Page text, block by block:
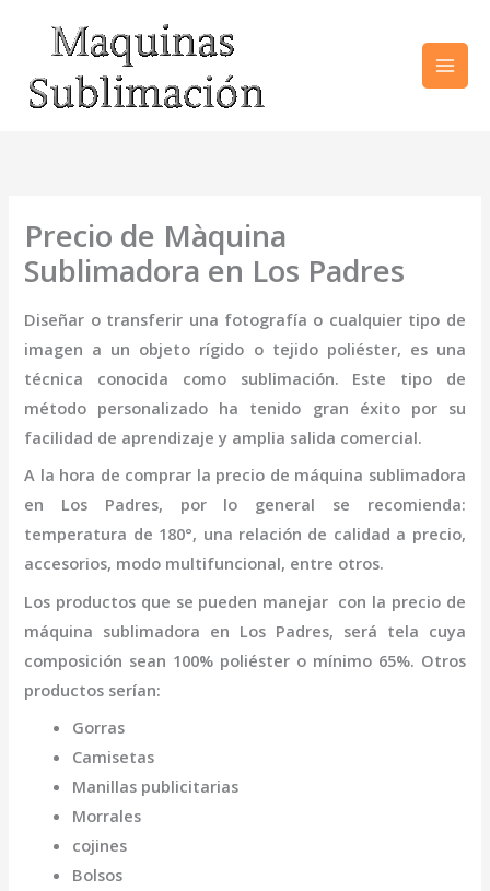
contenido
Precio de Màquina
Sublimadora en Los Padres
Diseñar o transferir una fotografía o cualquier tipo de
imagen a un objeto rígido o tejido poliéster, es una
técnica conocida como sublimación. Este tipo de
método personalizado ha tenido gran éxito por su
facilidad de aprendizaje y amplia salida comercial.
A la hora de comprar la precio de máquina sublimadora
en Los Padres, por lo general se recomienda:
temperatura de 180°, una relación de calidad a precio,
accesorios, modo multifuncional, entre otros.
Los productos que se pueden manejar con la precio de
máquina sublimadora en Los Padres, será tela cuya
composición sean 100% poliéster o mínimo 65%. Otros
productos serían:
Gorras
Camisetas
Manillas publicitarias
Morrales
cojines
Bolsos